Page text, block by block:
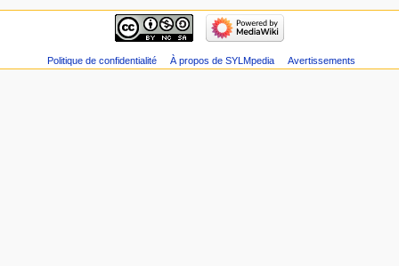
Politique de confidentialité À propos de SYLMpedia Avertissements